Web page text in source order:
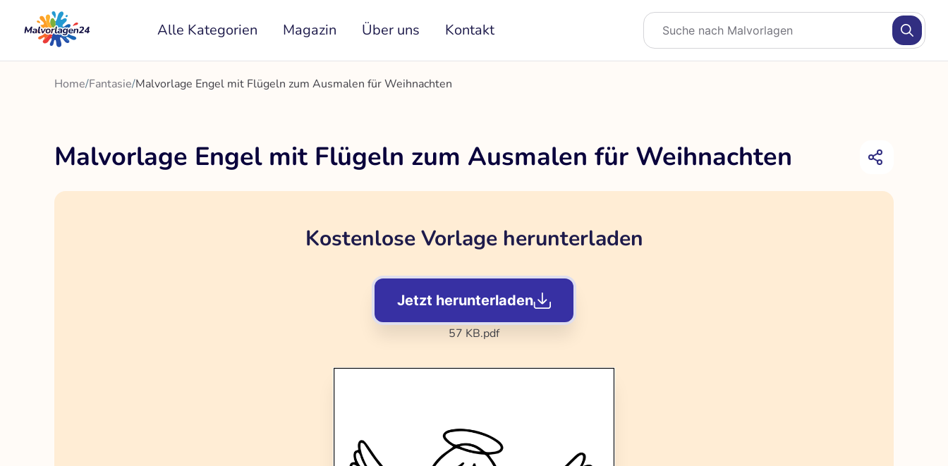
Inhalt
springen
Alle Kategorien Magazin Über uns Kontakt
Home/Fantasie/Malvorlage Engel mit Flügeln zum Ausmalen für Weihnachten
Malvorlage Engel mit Flügeln zum Ausmalen für Weihnachten
Kostenlose Vorlage herunterladen
Jetzt herunterladen
57 KB.pdf